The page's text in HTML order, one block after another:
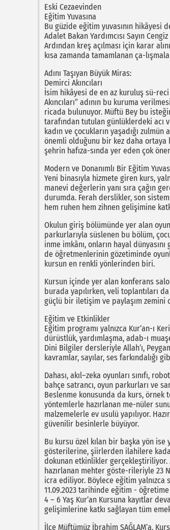
Eski Cezaevinden
Eğitim Yuvasına
Bu güzide eğitim yuvasının hikâyesi
Adalet Bakan Yardımcısı Sayın
Ardından kreş açılması için karar
kısa zamanda tamamlanan ça-
Adını Taşıyan Büyük Miras:
Demirci Akıncıları
İsim hikâyesi de en az kuruluş sü-
Akıncıları” adının bu kuruma
ricada bulunuyor. Müftü Bey bu
tarafından tutulan günlüklerdeki acı
kadın ve çocukların yaşadığı zulmün
önemli olduğunu bir kez daha ortaya
şehrin hafıza-sında yer eden çok
Modern ve Donanımlı Bir Eğitim
Yeni binasıyla hizmete giren kurs,
manevi değerlerin yanı sıra çağın
durumda. Ferah derslikler, son
hem ruhen hem zihnen gelişimine
Okulun giriş bölümünde yer alan
parkurlarıyla süslenen bu bölüm,
inme imkânı, onların hayal
de öğretmenlerinin gözetiminde
kursun en renkli yönlerinden biri.
Kursun içinde yer alan konferans
burada yapılırken, veli toplantıları
güçlü bir iletişim ve paylaşım zemini
Eğitim ve Etkinlikler
Eğitim programı yalnızca Kur’an-ı
dürüstlük, yardımlaşma, adab-ı
Dini Bilgiler dersleriyle Allah’ı,
kavramlar, sayılar, ses farkındalığı
Dahası, akıl–zeka oyunları sınıfı,
bahçe satrancı, oyun parkurları ve
Beslenme konusunda da kurs,
yöntemlerle hazırlanan me-nüler
malzemelerle ev usulü yapılıyor.
güvenilir besinlerle büyüyor.
Bu kursu özel kılan bir başka yön
gösterilerine, şiirlerden ilahilere
dokunan etkinlikler gerçekleştiriliyor.
hazırlanan mehter göste-rileriyle 23
icra ediliyor. Böylece eğitim yalnızca
11.09.2023 tarihinde eğitim -
4 – 6 Yaş Kur’an Kursuna kayıtlar
gelişimlerine katkı sağlayan tüm
İlçe Müftümüz İbrahim SAĞLAM’a,